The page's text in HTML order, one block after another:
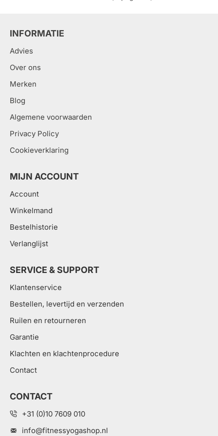
klanten te voorzien van de beste producten en
INFORMATIE
Advies
Over ons
Merken
Blog
Algemene voorwaarden
Privacy Policy
Cookieverklaring
MIJN ACCOUNT
Account
Winkelmand
Bestelhistorie
Verlanglijst
SERVICE & SUPPORT
Klantenservice
Bestellen, levertijd en verzenden
Ruilen en retourneren
Garantie
Klachten en klachtenprocedure
Contact
CONTACT
+31 (0)10 7609 010
info@fitnessyogashop.nl